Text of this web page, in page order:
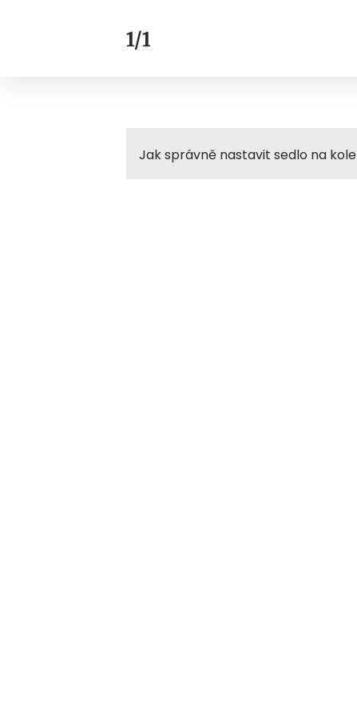
1/1
Jak správně nastavit sedlo na kole